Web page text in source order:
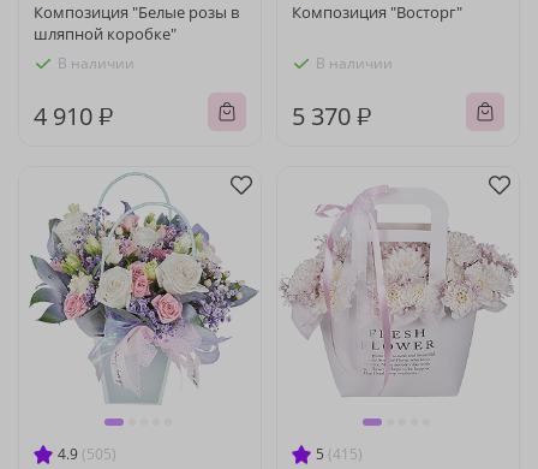
Композиция "Белые розы в
шляпной коробке"
В наличии
4 910 ₽
Композиция "Восторг"
В наличии
5 370 ₽
4.9 (505) 5 (415)